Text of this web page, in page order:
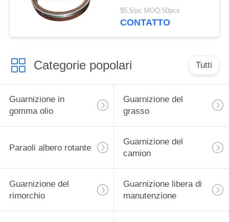
guarnizione del T2
190*220*30 Dongfeng
$5.5/pc MOQ:50pcs
CONTATTO
Categorie popolari Tutti
Guarnizione in
gomma olio
Guarnizione del
grasso
Paraoli albero rotante
Guarnizione del
camion
Guarnizione del
rimorchio
Guarnizione libera di
manutenzione